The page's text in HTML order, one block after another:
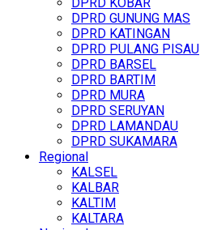
DPRD KOBAR
DPRD GUNUNG MAS
DPRD KATINGAN
DPRD PULANG PISAU
DPRD BARSEL
DPRD BARTIM
DPRD MURA
DPRD SERUYAN
DPRD LAMANDAU
DPRD SUKAMARA
Regional
KALSEL
KALBAR
KALTIM
KALTARA